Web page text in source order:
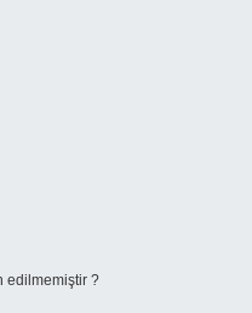
edilmemiştir ?